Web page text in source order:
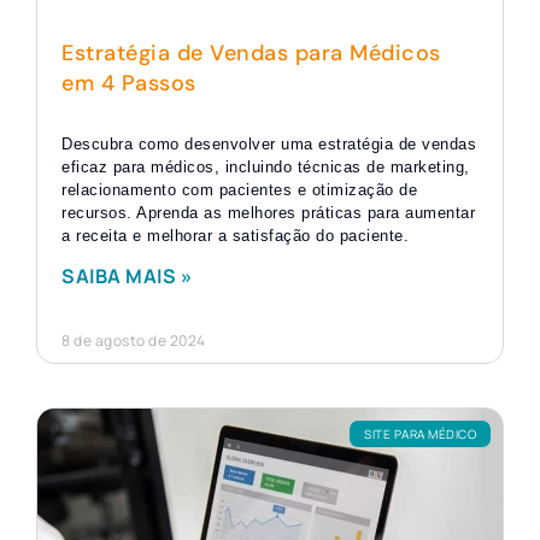
Estratégia de Vendas para Médicos
em 4 Passos
Descubra como desenvolver uma estratégia de vendas
eficaz para médicos, incluindo técnicas de marketing,
relacionamento com pacientes e otimização de
recursos. Aprenda as melhores práticas para aumentar
a receita e melhorar a satisfação do paciente.
SAIBA MAIS »
8 de agosto de 2024
SITE PARA MÉDICO